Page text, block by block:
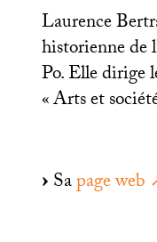
Laurence
historienne de
Po. Elle dirige
«Arts et
Sapage web